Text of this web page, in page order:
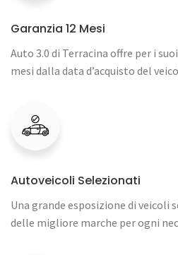
Garanzia 12 Mesi
Auto 3.0 di Terracina offre per i
mesi dalla data d’acquisto del
Autoveicoli Selezionati
Una grande esposizione di veicoli
delle migliore marche per ogni